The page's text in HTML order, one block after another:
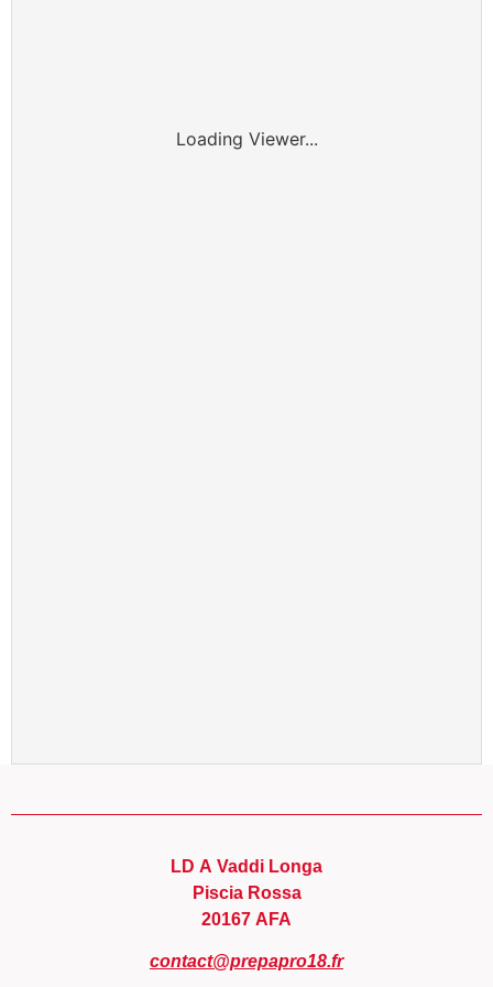
Loading Viewer...
LD A Vaddi Longa
Piscia Rossa
20167 AFA
contact@prepapro18.fr